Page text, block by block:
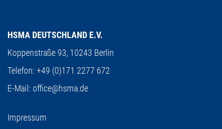
HSMA DEUTSCHLAND E.V.
Koppenstraße 93, 10243 Berlin
Telefon: +49 (0)171 2277 672
E-Mail: office@hsma.de
Impressum